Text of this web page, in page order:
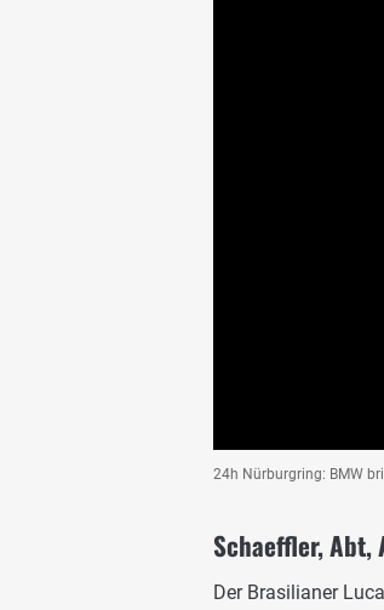
24h Nürburgring: BMW
Schaeffler, Abt,
Der Brasilianer